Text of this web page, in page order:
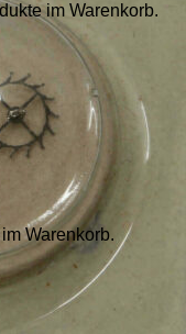
im Warenkorb.
Warenkorb.